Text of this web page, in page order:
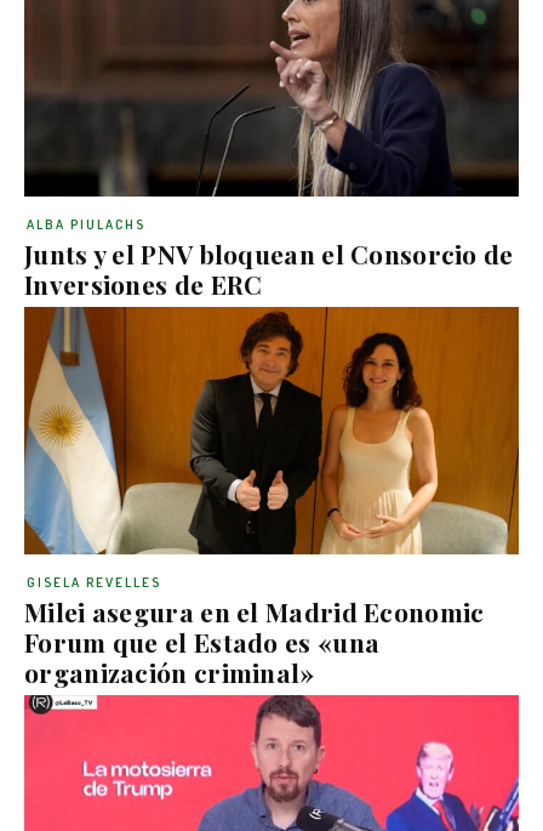
Junts y el PNV bloquean el Consorcio de
Inversiones de ERC
ALBA PIULACHS
Milei asegura en el Madrid Economic
Forum que el Estado es «una
organización criminal»
GISELA REVELLES